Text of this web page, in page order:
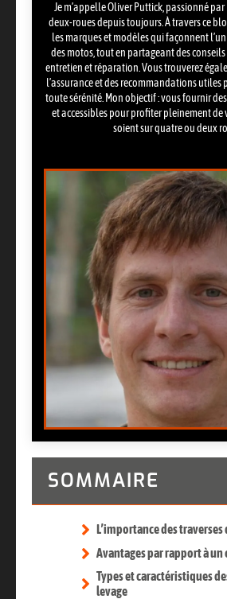
Je m’appelle Oliver Puttick, passionné
deux-roues depuis toujours. À travers ce
les marques et modèles qui façonnent
des motos, tout en partageant des
entretien et réparation. Vous trouverez
l’assurance et des recommandations utiles
toute sérénité. Mon objectif : vous fournir
et accessibles pour profiter pleinement de
soient sur quatre ou deux
SOMMAIRE
L’importance des
Avantages par rapport à
Types et caractéristiques
levage